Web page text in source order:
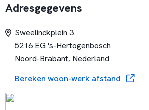
leerlingen en geven veel ruimte voor eigen
schoolorganisatie zijn de begrippen goed
en goed handelen.
Adresgegevens
Sweelinckplein 3
5216 EG 's-Hertogenbosch
Noord-Brabant, Nederland
Bereken woon-werk afstand